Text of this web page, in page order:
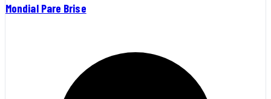
Mondial Pare Brise